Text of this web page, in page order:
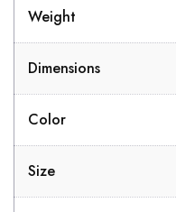
Weight
Dimensions
Color
Size